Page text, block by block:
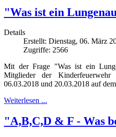
"Was ist ein
Details
Erstellt: Dienstag, 06. März
Zugriffe: 2566
Mit der Frage "Was ist ein
Mitglieder der
06.03.2018 und 20.03.2018 auf
Weiterlesen ...
"A,B,C,D & F - Was